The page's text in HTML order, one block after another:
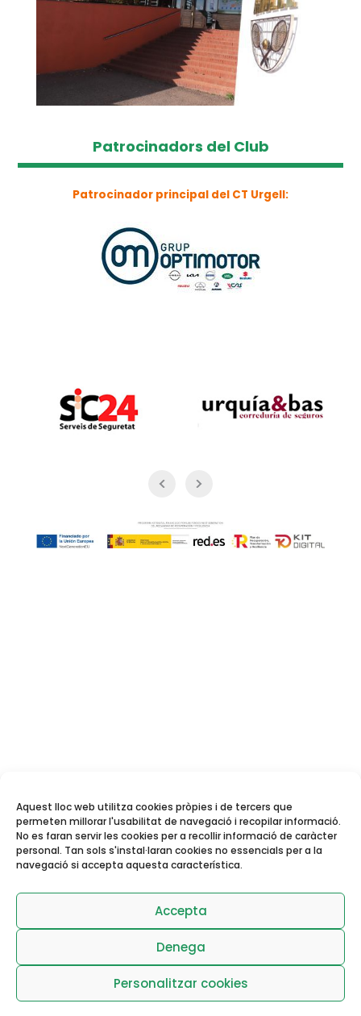
Aquest lloc web utilitza cookies pròpies i de tercers que
permeten millorar l'usabilitat de navegació i recopilar informació.
No es faran servir les cookies per a recollir informació de caràcter
personal. Tan sols s'instal·laran cookies no essencials per a la
navegació si accepta aquesta característica.
Accepta
Denega
Personalitzar cookies
Patrocinadors del Club
Patrocinador principal del CT Urgell:
activitats dirigides